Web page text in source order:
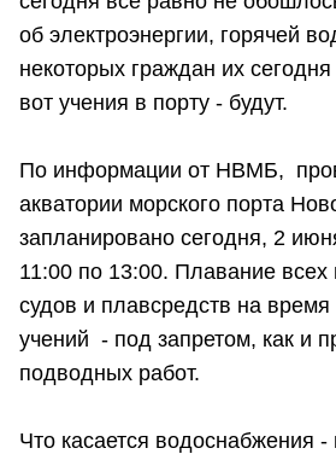
об электроэнергии, горячей
некоторых граждан их
вот учения в порту - будут.
По информации от НВМБ,
акватории морского порта
запланировано сегодня, 2
11:00 по 13:00. Плавание
судов и плавсредств на
учений - под запретом, как и
подводных работ.
Что касается водоснабжения